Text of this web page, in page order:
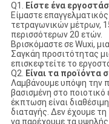
Q1. Είστε ένα
Είμαστε
τετραγωνικών μέτρων,
περισσότερων 20 ετών.
Βρισκόμαστε σε Wuxi,
Σαγκάη προσιτότητας
επισκεφτείτε το
Q2. Είναι τα προϊόντα
Λαμβάνουμε υπόψη την
βασισμένη στο
έκπτωση είναι
διαταγής. Δεν έχουμε
να παρέχουμε τα